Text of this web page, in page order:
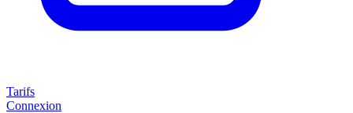
Tarifs
Connexion